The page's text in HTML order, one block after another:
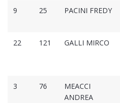
9 25 PACINI FREDY
22 121 GALLI MIRCO
3 76
MEACCI
ANDREA